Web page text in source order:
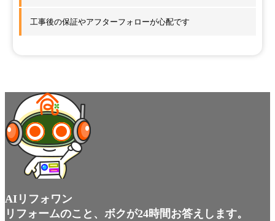
工事後の保証やアフターフォローが心配です
AIリフォワン
リフォームのこと、ボクが24時間お答えします。